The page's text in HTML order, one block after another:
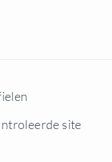
site